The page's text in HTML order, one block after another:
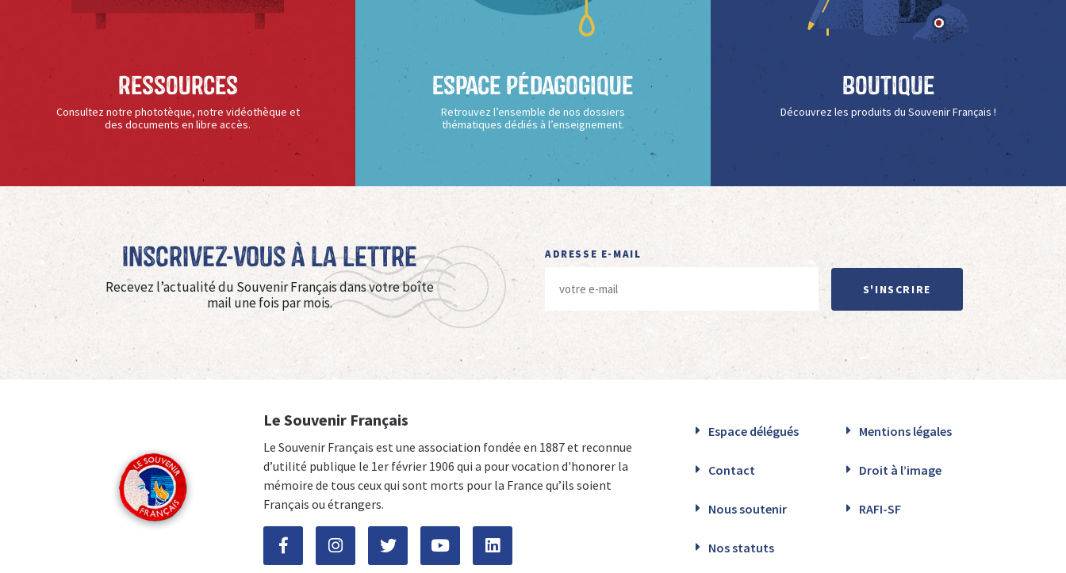
Ressources
Consultez notre phototèque, notre vidéothèque et
des documents en libre accès.
Espace Pédagogique
Retrouvez l’ensemble de nos dossiers
thématiques dédiés à l’enseignement.
Boutique
Découvrez les produits du Souvenir Français !
Inscrivez-vous à La Lettre
Recevez l’actualité du Souvenir Français dans votre boîte
mail une fois par mois.
ADRESSE E-MAIL
S'INSCRIRE
Le Souvenir Français
Le Souvenir Français est une association fondée en 1887 et reconnue
d’utilité publique le 1er février 1906 qui a pour vocation d'honorer la
mémoire de tous ceux qui sont morts pour la France qu’ils soient
Français ou étrangers.
Espace délégués Mentions légales
Contact Droit à l’image
Nous soutenir RAFI-SF
Nos statuts